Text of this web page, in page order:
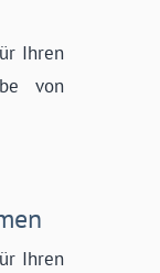
Ihren
von
Ihren